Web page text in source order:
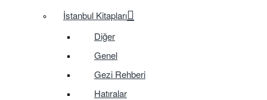
İstanbul Kitapları
Diğer
Genel
Gezi Rehberi
Hatıralar